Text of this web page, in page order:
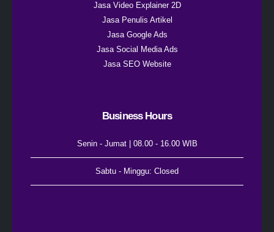
Jasa Video Explainer 2D
Jasa Penulis Artikel
Jasa Google Ads
Jasa Social Media Ads
Jasa SEO Website
Business Hours
Senin - Jumat | 08.00 - 16.00 WIB
Sabtu - Minggu: Closed